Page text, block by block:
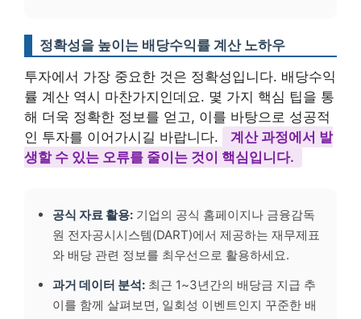
정확성을 높이는 배당수익률 계산 노하우
투자에서 가장 중요한 것은 정확성입니다. 배당수익
률 계산 역시 마찬가지인데요. 몇 가지 핵심 팁을 통
해 더욱 정확한 정보를 얻고, 이를 바탕으로 성공적
인 투자를 이어가시길 바랍니다.
계산 과정에서 발
생할 수 있는 오류를 줄이는 것이 핵심입니다.
공식 자료 활용: 기업의 공식 홈페이지나 금융감독
원 전자공시시스템(DART)에서 제공하는 재무제표
와 배당 관련 정보를 최우선으로 활용하세요.
과거 데이터 분석: 최근 1~3년간의 배당금 지급 추
이를 함께 살펴보면, 일회성 이벤트인지 꾸준한 배